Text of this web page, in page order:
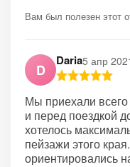
Вам был полезен этот
D
Daria5 апр
Мы приехали
и перед поездкой
хотелось
пейзажи этого
ориентировались